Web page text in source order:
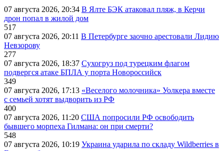
07 августа 2026, 20:34 В Ялте БЭК атаковал пляж, в Керчи
дрон попал в жилой дом
517
07 августа 2026, 20:11 В Петербурге заочно арестовали Лидию
Невзорову
277
07 августа 2026, 18:37 Сухогруз под турецким флагом
подвергся атаке БПЛА у порта Новороссийск
349
07 августа 2026, 17:13 «Веселого молочника» Уолкера вместе
с семьей хотят выдворить из РФ
400
07 августа 2026, 11:20 США попросили РФ освободить
бывшего морпеха Гилмана: он при смерти?
548
07 августа 2026, 10:19 Украина ударила по складу Wildberries в